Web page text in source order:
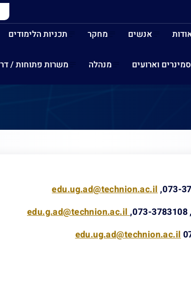
אנשים מחקר תכניות הלימודים
סמינרים וארועים מנהלה משרות פתוחות /
073-
edu.ug.ad@technion.ac.il
edu.g.ad@technion.ac.il
edu.ug.ad@technion.ac.il